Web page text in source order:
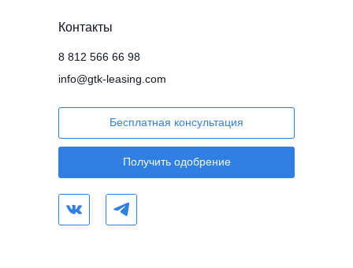
Контакты
info@gtk-leasing.com
Бесплатная консультация
Получить одобрение
8 812 566 66 98